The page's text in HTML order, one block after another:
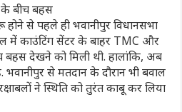
बीच बहस
से पहले ही भवानीपुर विधानसभा
में काउंटिंग सेंटर के बाहर TMC और
बहस देखने को मिली थी. हालांकि, अब
भवानीपुर से मतदान के दौरान भी बवाल
ने स्थिति को तुरंत काबू कर लिया